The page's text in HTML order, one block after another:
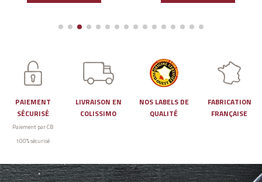
PAIEMENT
SÉCURISÉ
Paiement par CB
100% sécurisé
LIVRAISON EN
COLISSIMO
NOS LABELS DE
QUALITÉ
FABRICATION
FRANÇAISE